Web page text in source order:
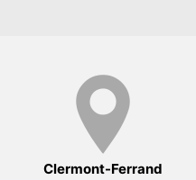
Clermont-Ferrand